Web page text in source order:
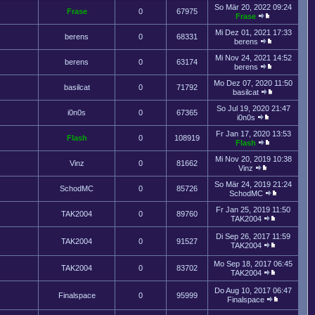
Frase 0 67975
So Mär 20, 2022 09:24
Frase
berens 0 68331
Mi Dez 01, 2021 17:33
berens
berens 0 63174
Mi Nov 24, 2021 14:52
berens
basilcat 0 71792
Mo Dez 07, 2020 11:50
basilcat
i0n0s 0 67365
So Jul 19, 2020 21:47
i0n0s
Flash 0 108919
Fr Jan 17, 2020 13:53
Flash
Vinz 0 81662
Mi Nov 20, 2019 10:38
Vinz
SchodMC 0 85726
So Mär 24, 2019 21:24
SchodMC
TAK2004 0 89760
Fr Jan 25, 2019 11:50
TAK2004
TAK2004 0 91527
Di Sep 26, 2017 11:59
TAK2004
TAK2004 0 83702
Mo Sep 18, 2017 06:45
TAK2004
Finalspace 0 95999
Do Aug 10, 2017 06:47
Finalspace